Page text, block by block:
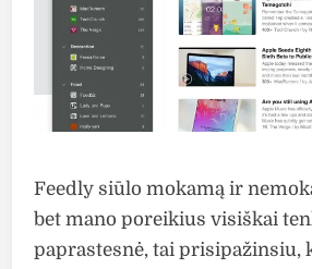
Feedly siūlo mokamą ir
bet mano poreikius visiškai
paprastesnė, tai prisipažinsiu,